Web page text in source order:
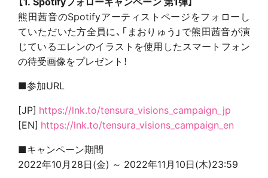
熊田茜音のSpotifyアーティストページをフォローし
ていただいた方全員に、「まおりゅう」で熊田茜音が演
じているエレンのイラストを使用したスマートフォン
の待受画像をプレゼント！
■参加URL
[JP] https://lnk.to/tensura_visions_campaign_jp
[EN] https://lnk.to/tensura_visions_campaign_en
■キャンペーン期間
2022年10月28日(金) ～ 2022年11月10日(木)23:59